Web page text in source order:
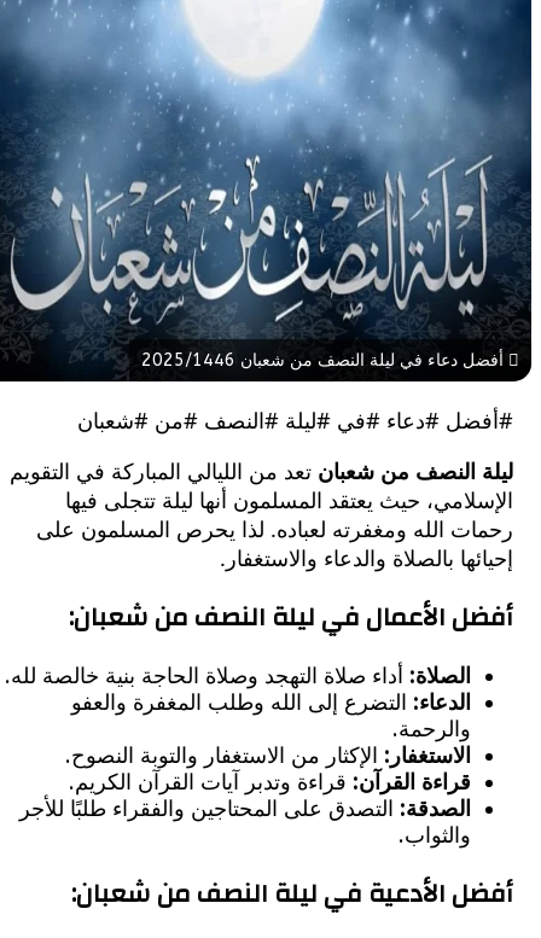
في ليلة النصف من شعبان 2025/1446
#دعاء #في #ليلة #النصف #من #شعبان
النصف من شعبانتعد من الليالي المباركة في التقويم
حيث يعتقد المسلمون أنها ليلة تتجلى فيها
الله ومغفرته لعباده. لذا يحرص المسلمون على
بالصلاة والدعاء والاستغفار.
الأعمال في ليلة النصف من شعبان:
الصلاة:
أداء صلاة التهجد وصلاة الحاجة بنية خالصة لله.
الدعاء:
التضرع إلى الله وطلب المغفرة والعفو
والرحمة.
الاستغفار:الإكثار من الاستغفار والتوبة النصوح.
قراءة القرآن: قراءة وتدبر آيات القرآن الكريم.
الصدقة: التصدق على المحتاجين والفقراء طلبًا للأجر
والثواب.
الأدعية في ليلة النصف من شعبان: